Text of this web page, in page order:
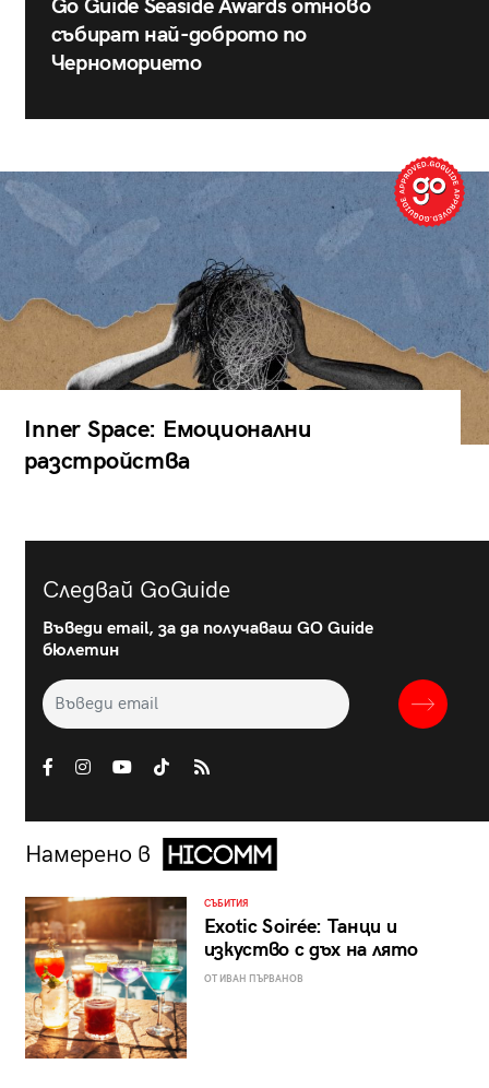
Go Guide Seaside Awards отново
събират най-доброто по
Черноморието
Inner Space: Емоционални
разстройства
Следвай GoGuide
Въведи email, за да получаваш GO Guide
бюлетин
Намерено в
СЪБИТИЯ
Exotic Soirée: Танци и
изкуство с дъх на лято
ОТ ИВАН ПЪРВАНОВ